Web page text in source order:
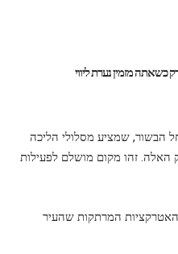
מזמין נערת ליווי
הבשור, שמציע מסלולי הליכה
האלה. זהו מקום מושלם לפעילות
המרתקות שהעיר